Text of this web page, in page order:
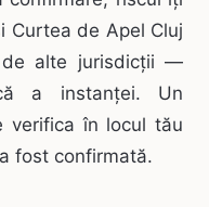
Curtea de Apel Cluj
alte jurisdicții —
a instanței. Un
verifica în locul tău
fost confirmată.